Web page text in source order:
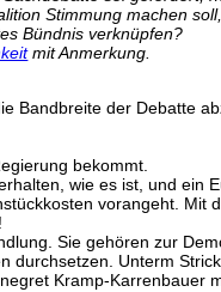
Stimmung machen
Bündnis verknüpfen?
mit Anmerkung.
Bandbreite der Debatte
bekommt.
wie es ist, und ein
vorangeht.
Sie gehören zur
durchsetzen. Unterm
Kramp-